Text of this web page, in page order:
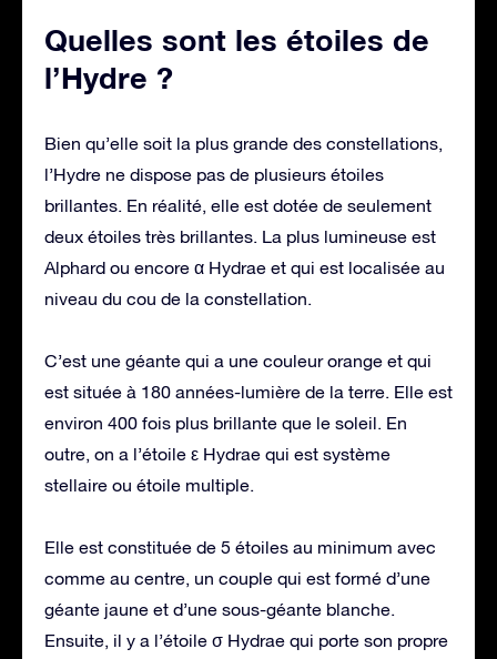
Quelles sont les étoiles de
l’Hydre ?
Bien qu’elle soit la plus grande des constellations,
l’Hydre ne dispose pas de plusieurs étoiles
brillantes. En réalité, elle est dotée de seulement
deux étoiles très brillantes. La plus lumineuse est
Alphard ou encore α Hydrae et qui est localisée au
niveau du cou de la constellation.
C’est une géante qui a une couleur orange et qui
est située à 180 années-lumière de la terre. Elle est
environ 400 fois plus brillante que le soleil. En
outre, on a l’étoile ε Hydrae qui est système
stellaire ou étoile multiple.
Elle est constituée de 5 étoiles au minimum avec
comme au centre, un couple qui est formé d’une
géante jaune et d’une sous-géante blanche.
Ensuite, il y a l’étoile σ Hydrae qui porte son propre